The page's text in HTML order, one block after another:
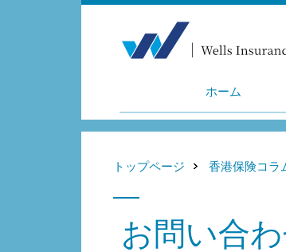
ホーム
トップページ 香港保険コラ
お問い合